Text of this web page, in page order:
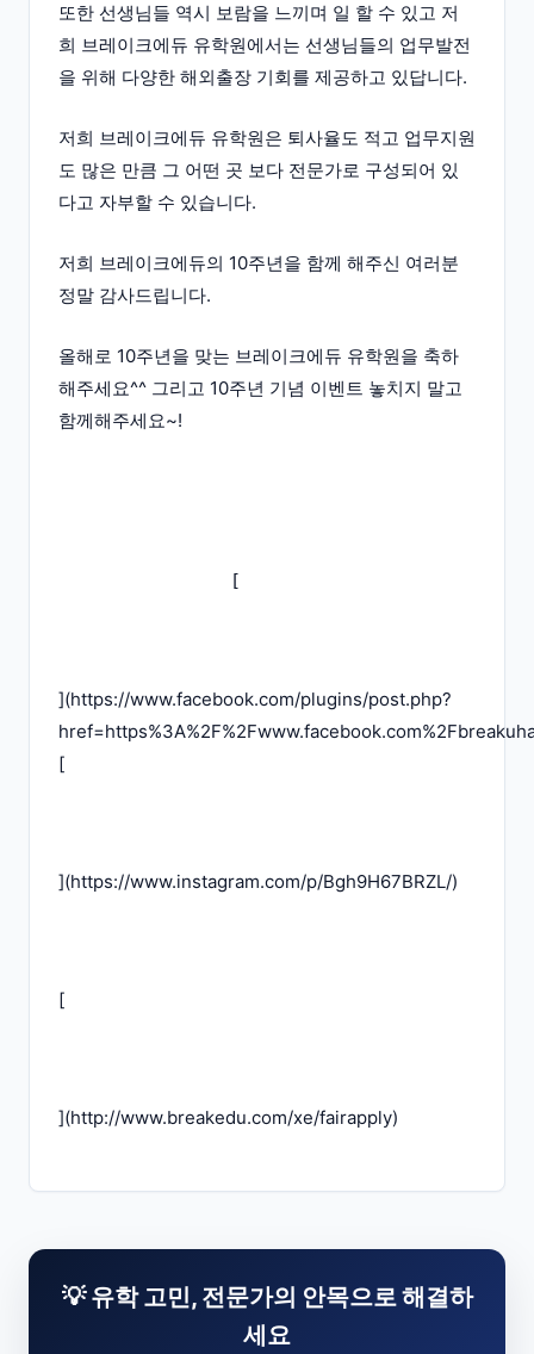
또한 선생님들 역시 보람을 느끼며 일 할 수 있고 저
희 브레이크에듀 유학원에서는 선생님들의 업무발전
을 위해 다양한 해외출장 기회를 제공하고 있답니다.
저희 브레이크에듀 유학원은 퇴사율도 적고 업무지원
도 많은 만큼 그 어떤 곳 보다 전문가로 구성되어 있
다고 자부할 수 있습니다.
저희 브레이크에듀의 10주년을 함께 해주신 여러분
정말 감사드립니다.
올해로 10주년을 맞는 브레이크에듀 유학원을 축하
해주세요^^ 그리고 10주년 기념 이벤트 놓치지 말고
함께해주세요~!
](https://www.facebook.com/plugins/post.php?
[
](https://www.instagram.com/p/Bgh9H67BRZL/)
[
](http://www.breakedu.com/xe/fairapply)
💡 유학 고민, 전문가의 안목으로 해결하
세요